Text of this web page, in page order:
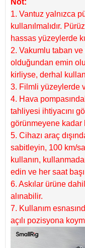
Not:
1. Vantuz yalnızca
kullanılmalıdır.
hassas yüzeylerde
2. Vakumlu taban
olduğundan emin
kirliyse, derhal
3. Filmli yüzeylerde
4. Hava
tahliyesi ihtiyacını
görünmeyene kadar
5. Cihazı araç
sabitleyin, 100 km/
kullanın,
edin ve her saat
6. Askılar ürüne
alınabilir.
7. Kullanım
açılı pozisyona